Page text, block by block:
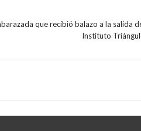
que recibió balazo a la salida
Instituto